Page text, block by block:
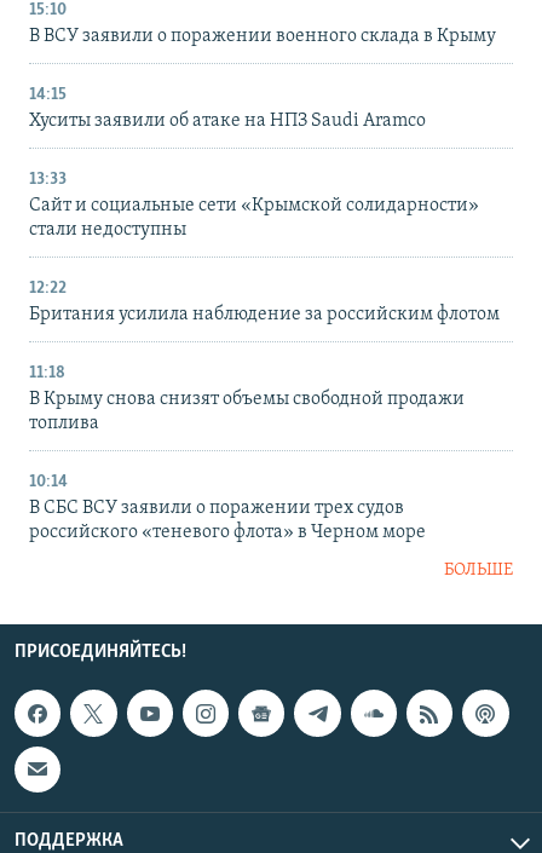
15:10
В ВСУ заявили о поражении военного склада в Крыму
14:15
Хуситы заявили об атаке на НПЗ Saudi Aramco
13:33
Сайт и социальные сети «Крымской солидарности»
стали недоступны
12:22
Британия усилила наблюдение за российским флотом
11:18
В Крыму снова снизят объемы свободной продажи
топлива
10:14
В СБС ВСУ заявили о поражении трех судов
российского «теневого флота» в Черном море
БОЛЬШЕ
ПРИСОЕДИНЯЙТЕСЬ!
ПОДДЕРЖКА